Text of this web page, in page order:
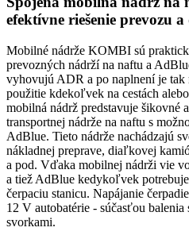
efektívne riešenie prevozu
Mobilné nádrže KOMBI sú
prevozných nádrží na naftu a
vyhovujú ADR a po naplnení je
použitie kdekoľvek na cestách
mobilná nádrž predstavuje šikovné
transportnej nádrže na naftu s
AdBlue. Tieto nádrže nachádzajú
nákladnej preprave, diaľkovej
a pod. Vďaka mobilnej nádrži vie
a tiež AdBlue kedykoľvek
čerpaciu stanicu. Napájanie
12 V autobatérie - súčasťou balenia
svorkami.